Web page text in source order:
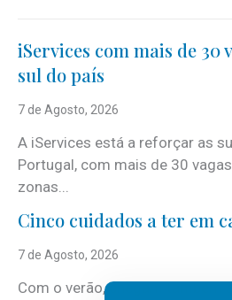
iServices com mais de 30
sul do país
7 de Agosto, 2026
A iServices está a reforçar as
Portugal, com mais de 30
zonas...
Cinco cuidados a ter em
7 de Agosto, 2026
Com o verão, chegam também